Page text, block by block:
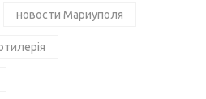
новости Мариуполя